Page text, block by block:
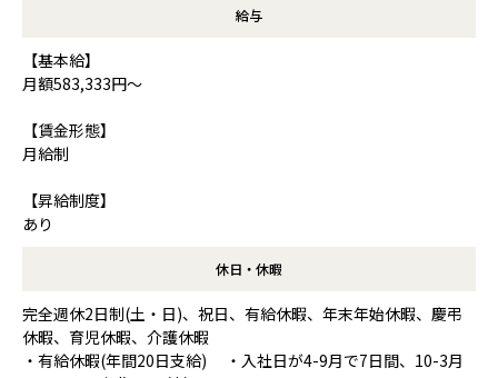
給与
【基本給】
月額583,333円～
【賃金形態】
月給制
【昇給制度】
あり
休日・休暇
完全週休2日制(土・日)、祝日、有給休暇、年末年始休暇、慶弔
休暇、育児休暇、介護休暇
・有給休暇(年間20日支給) ・入社日が4-9月で7日間、10-3月